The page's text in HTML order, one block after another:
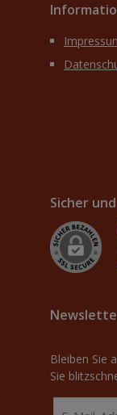
Sicher
Bleiben Sie
Sie